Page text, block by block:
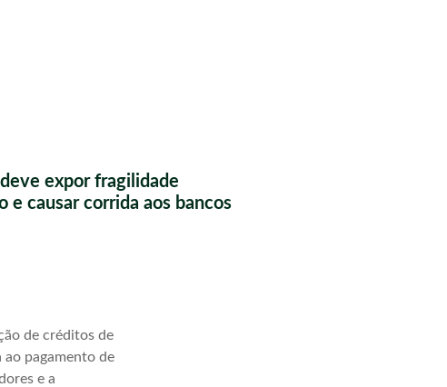
expor fragilidade
e causar corrida aos bancos
de créditos de
ao pagamento de
e a